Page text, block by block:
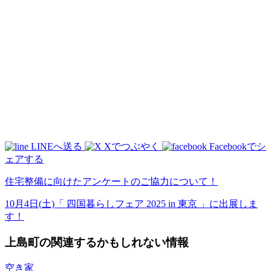
LINEへ送る Xでつぶやく
Facebookでシ
ェアする
住宅整備に向けたアンケートのご協力について！
10月4日(土)「 四国暮らしフェア 2025 in 東京 」に出展しま
す！
上島町の関連するかもしれない情報
空き家